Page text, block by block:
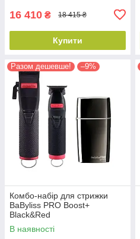
16 410 ₴ 18 415 ₴
Купити
Разом дешевше! –9%
Комбо-набір для стрижки
BaByliss PRO Boost+
Black&Red
(FX8700RBPE+FX7870RBPE+
FXFS2GSE)
В наявності